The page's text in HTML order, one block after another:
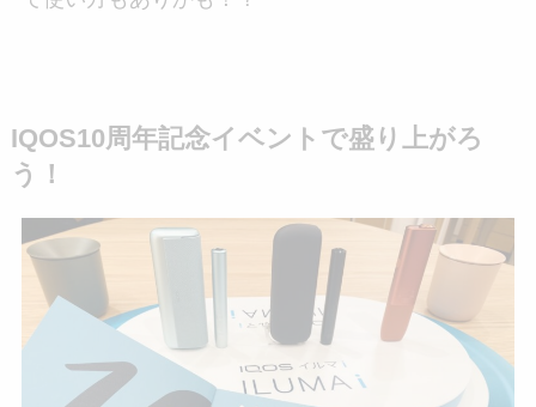
IQOS10周年記念イベントで盛り上がろ
う！